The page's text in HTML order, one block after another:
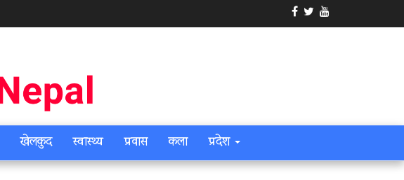
खेलकुद स्वास्थ्य प्रवास कला प्रदेश